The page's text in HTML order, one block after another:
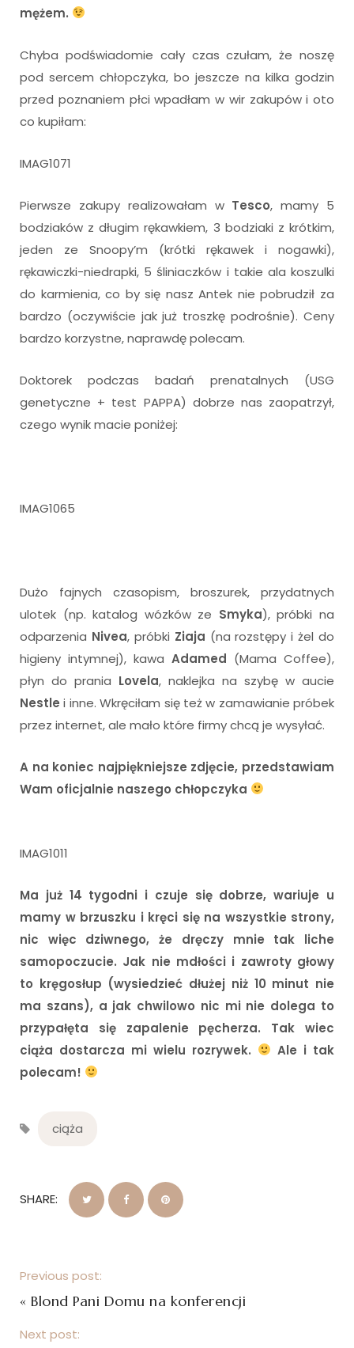
mężem.
Chyba podświadomie cały czas czułam, że noszę
pod sercem chłopczyka, bo jeszcze na kilka godzin
przed poznaniem płci wpadłam w wir zakupów i oto
co kupiłam:
IMAG1071
Pierwsze zakupy realizowałam w Tesco, mamy 5
bodziaków z długim rękawkiem, 3 bodziaki z krótkim,
jeden ze Snoopy’m (krótki rękawek i nogawki),
rękawiczki-niedrapki, 5 śliniaczków i takie ala koszulki
do karmienia, co by się nasz Antek nie pobrudził za
bardzo (oczywiście jak już troszkę podrośnie). Ceny
bardzo korzystne, naprawdę polecam.
Doktorek podczas badań prenatalnych (USG
genetyczne + test PAPPA) dobrze nas zaopatrzył,
czego wynik macie poniżej:
IMAG1065
Dużo fajnych czasopism, broszurek, przydatnych
ulotek (np. katalog wózków ze Smyka), próbki na
odparzenia Nivea, próbki Ziaja (na rozstępy i żel do
higieny intymnej), kawa Adamed (Mama Coffee),
płyn do prania Lovela, naklejka na szybę w aucie
Nestle i inne. Wkręciłam się też w zamawianie próbek
przez internet, ale mało które firmy chcą je wysyłać.
A na koniec najpiękniejsze zdjęcie, przedstawiam
Wam oficjalnie naszego chłopczyka
IMAG1011
Ma już 14 tygodni i czuje się dobrze, wariuje u
mamy w brzuszku i kręci się na wszystkie strony,
nic więc dziwnego, że dręczy mnie tak liche
samopoczucie. Jak nie mdłości i zawroty głowy
to kręgosłup (wysiedzieć dłużej niż 10 minut nie
ma szans), a jak chwilowo nic mi nie dolega to
przypałęta się zapalenie pęcherza. Tak wiec
ciąża dostarcza mi wielu rozrywek.
Ale i tak
polecam!
ciąża
SHARE:
Previous post:
« Blond Pani Domu na konferencji
Next post: